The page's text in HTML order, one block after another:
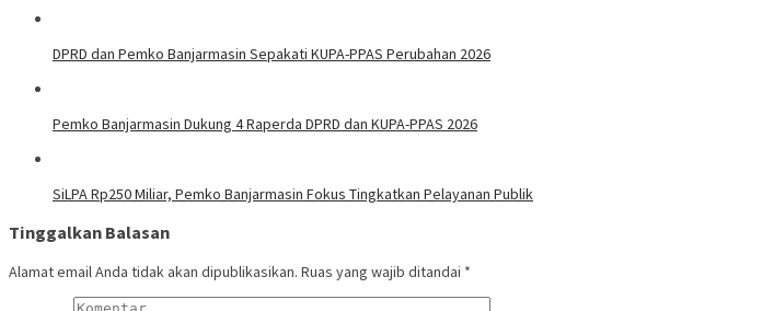
DPRD dan Pemko Banjarmasin Sepakati KUPA-PPAS Perubahan 2026
Pemko Banjarmasin Dukung 4 Raperda DPRD dan KUPA-PPAS 2026
SiLPA Rp250 Miliar, Pemko Banjarmasin Fokus Tingkatkan Pelayanan Publik
Tinggalkan Balasan
Alamat email Anda tidak akan dipublikasikan. Ruas yang wajib ditandai *